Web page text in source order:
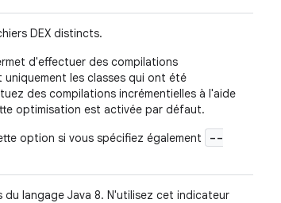
DEX distincts.
d'effectuer des compilations
uniquement les classes qui ont été
des compilations incrémentielles à l'aide
optimisation est activée par défaut.
option si vous spécifiez également
--
langage Java 8. N'utilisez cet indicateur